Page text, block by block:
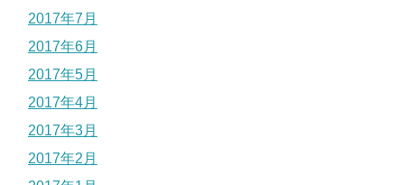
2017年7月
2017年6月
2017年5月
2017年4月
2017年3月
2017年2月